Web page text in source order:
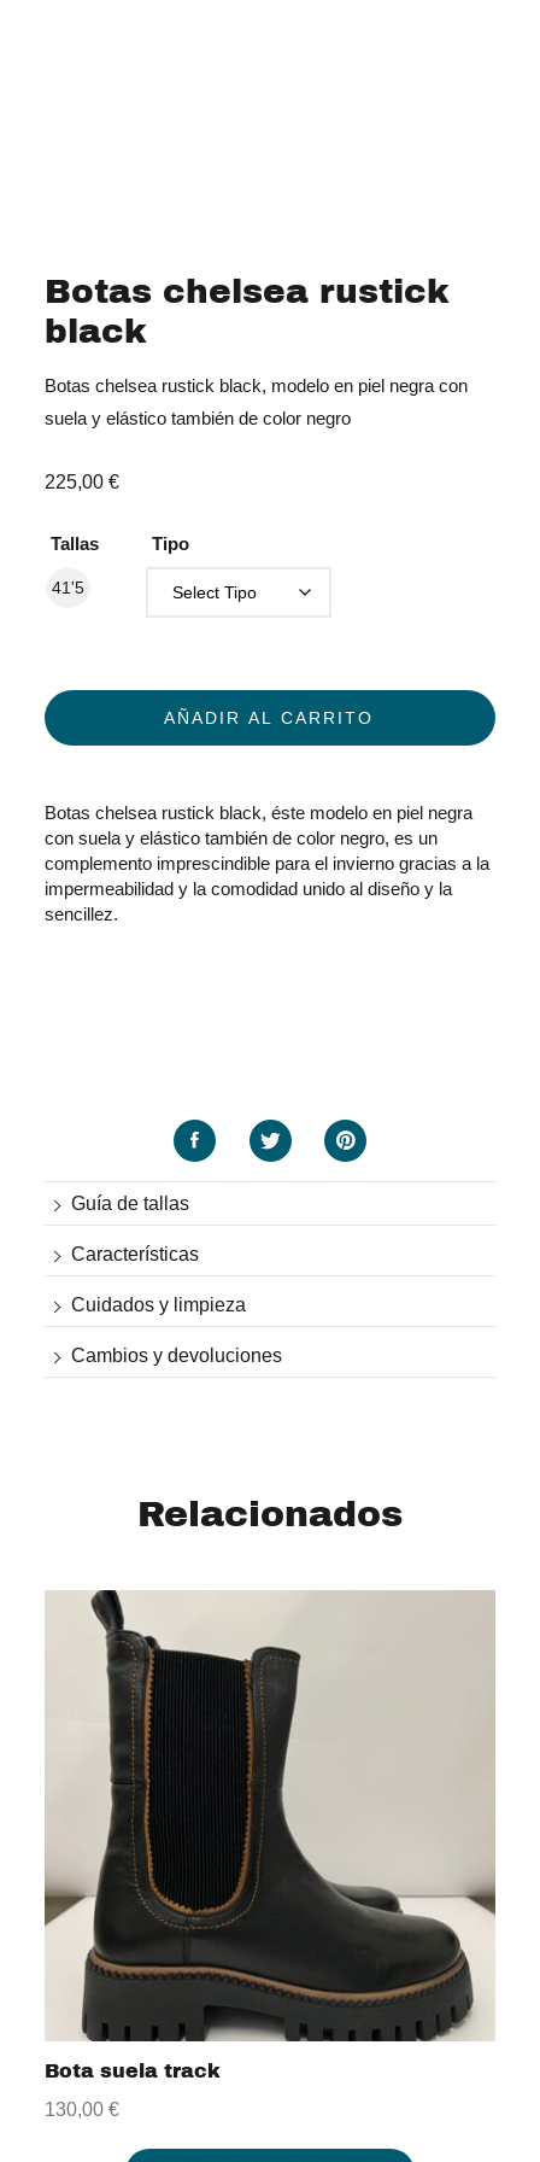
Botas chelsea rustick
black
Botas chelsea rustick black, modelo en piel negra con
suela y elástico también de color negro
225,00€
Tallas
41'5
Tipo
AÑADIR AL CARRITO
Botas chelsea rustick black, éste modelo en piel negra
con suela y elástico también de color negro, es un
complemento imprescindible para el invierno gracias a la
impermeabilidad y la comodidad unido al diseño y la
sencillez.
Guía de tallas
Características
Cuidados y limpieza
Cambios y devoluciones
Relacionados
Bota suela track
130,00€